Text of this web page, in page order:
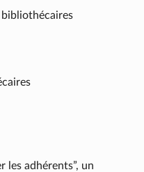
bibliothécaires
les adhérents”, un